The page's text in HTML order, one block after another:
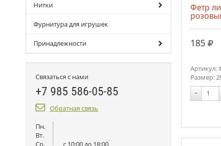
Нитки
Фурнитура для игрушек
Принадлежности
Связаться с нами
+7 985 586-05-85
Обратная связь
Пн.
Вт.
Ср.
c 10:00 до 18:00
Фетр
185
Артикул:
Размер:
−